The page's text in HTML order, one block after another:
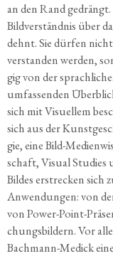
an den Rand
Bild­ver­ständ­nis über
dehnt. Sie dür­fen
ver­stan­den wer­den,
gig von der
umfas­sen­den
sich mit Visu­el­lem
sich aus der
gie, eine Bild-
schaft, Visu­al Stu­dies
Bil­des erstre­cken sich
Anwen­dun­gen: von
von Power-Point-
chungs­bil­dern. Vor
Bach­mann-Medick